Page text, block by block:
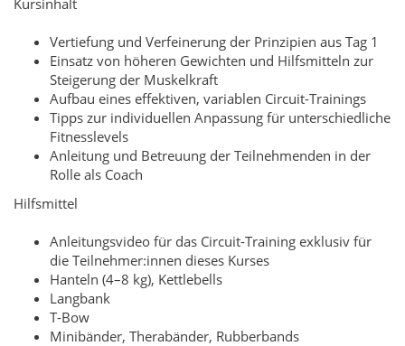
Kursinhalt
Vertiefung und Verfeinerung der Prinzipien aus Tag 1
Einsatz von höheren Gewichten und Hilfsmitteln zur
Steigerung der Muskelkraft
Aufbau eines effektiven, variablen Circuit-Trainings
Tipps zur individuellen Anpassung für unterschiedliche
Fitnesslevels
Anleitung und Betreuung der Teilnehmenden in der
Rolle als Coach
Hilfsmittel
Anleitungsvideo für das Circuit-Training exklusiv für
die Teilnehmer:innen dieses Kurses
Hanteln (4–8 kg), Kettlebells
Langbank
T-Bow
Minibänder, Therabänder, Rubberbands